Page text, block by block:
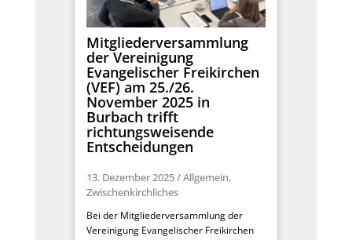
Mitgliederversammlung
der Vereinigung
Evangelischer Freikirchen
(VEF) am 25./26.
November 2025 in
Burbach trifft
richtungsweisende
Entscheidungen
13. Dezember 2025/Allgemein,
Zwischenkirchliches
Bei der Mitgliederversammlung der
Vereinigung Evangelischer Freikirchen